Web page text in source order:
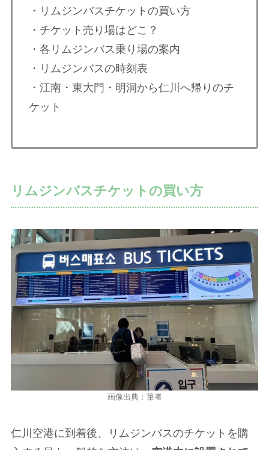
・リムジンバスチケットの買い方
・チケット売り場はどこ？
・各リムジンバス乗り場の案内
・リムジンバスの時刻表
・江南・東大門・明洞から仁川へ帰りのチ
ケット
リムジンバスチケットの買い方
画像出典：筆者
仁川空港に到着後、リムジンバスのチケットを購